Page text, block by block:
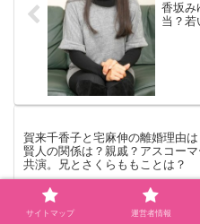
香坂み
当？若
賀来千香子と宅麻伸の離婚理由
賢人の関係は？親戚？アスコー
共演。兄とさくらももことは？
サイトマップ 運営者情報